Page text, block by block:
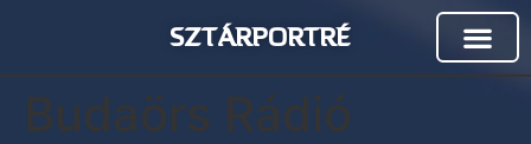
SZTÁRPORTRÉ
Budaörs Rádió